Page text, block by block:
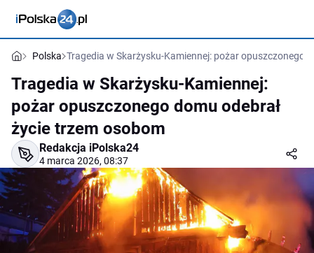
Polska Tragedia w Skarżysku-Kamiennej: pożar opuszczonego
Tragedia w Skarżysku-Kamiennej:
pożar opuszczonego domu odebrał
życie trzem osobom
Redakcja iPolska24
4 marca 2026, 08:37